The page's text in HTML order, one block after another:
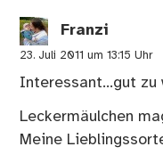
Franzi
23. Juli 2011 um 13:15 Uhr
Interessant…gut zu
Leckermäulchen
Meine